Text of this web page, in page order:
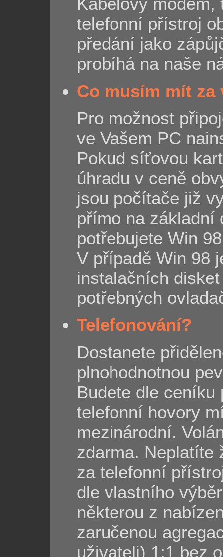
telefonní přístroj
předání jako
probíhá na naše
Co musím mít
Pro možnost
ve Vašem PC
Pokud síťovou
úhradu v ceně
jsou počítače již
přímo na základní
potřebujete Win
V případě Win 98
instalačních
potřebných
Telefonování?
Dostanete
plnohodnotnou
Budete dle ceníku
telefonní hovory
mezinárodní.
zdarma. Neplatíte
za telefonní
dle vlastního
některou z
zaručenou
uživateli) 1:1 bez